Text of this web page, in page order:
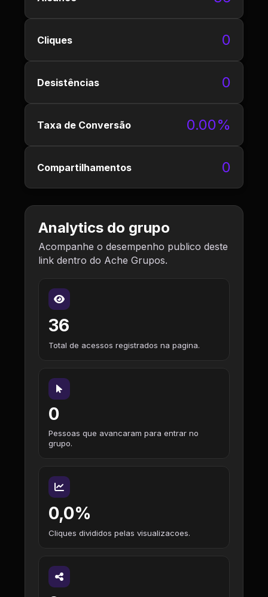
Cliques 0
Desistências 0
Taxa de Conversão 0.00%
Compartilhamentos 0
Analytics do grupo
Acompanhe o desempenho publico deste
link dentro do Ache Grupos.
36
Total de acessos registrados na pagina.
0
Pessoas que avancaram para entrar no
grupo.
0,0%
Cliques divididos pelas visualizacoes.